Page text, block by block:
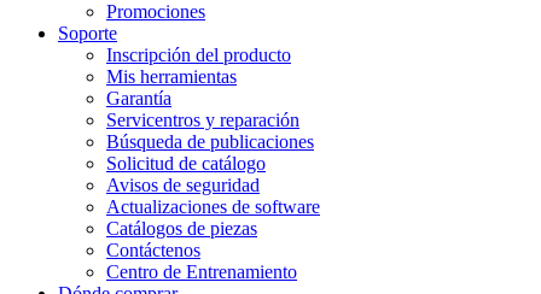
Promociones
Soporte
Inscripción del producto
Mis herramientas
Garantía
Servicentros y reparación
Búsqueda de publicaciones
Solicitud de catálogo
Avisos de seguridad
Actualizaciones de software
Catálogos de piezas
Contáctenos
Centro de Entrenamiento